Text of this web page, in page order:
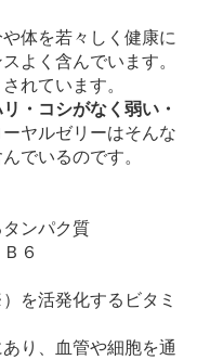
体を若々しく健康に
よく含んでいます。
れています。
・コシがなく弱い・
ヤルゼリーはそんな
でいるのです。
タンパク質
６
を活発化するビタミ
り、血管や細胞を通